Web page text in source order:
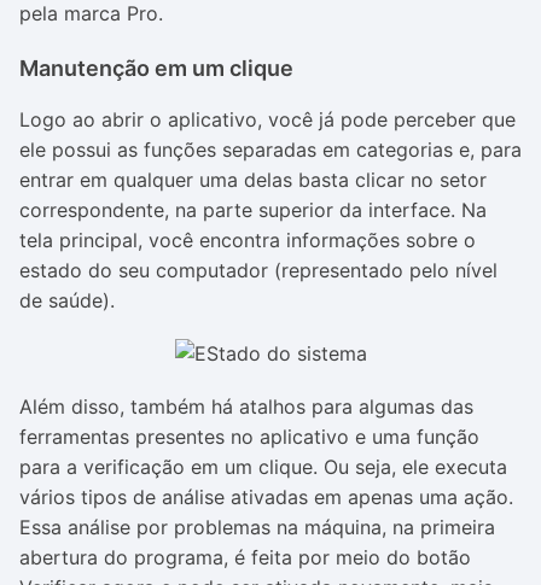
pela marca Pro.
Manutenção em um clique
Logo ao abrir o aplicativo, você já pode perceber que
ele possui as funções separadas em categorias e, para
entrar em qualquer uma delas basta clicar no setor
correspondente, na parte superior da interface. Na
tela principal, você encontra informações sobre o
estado do seu computador (representado pelo nível
de saúde).
Além disso, também há atalhos para algumas das
ferramentas presentes no aplicativo e uma função
para a verificação em um clique. Ou seja, ele executa
vários tipos de análise ativadas em apenas uma ação.
Essa análise por problemas na máquina, na primeira
abertura do programa, é feita por meio do botão